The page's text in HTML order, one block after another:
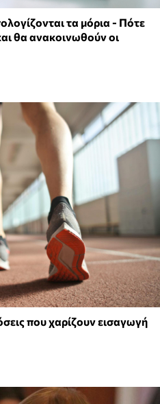
τα μόρια - Πότε
θα ανακοινωθούν οι
που χαρίζουν εισαγωγή